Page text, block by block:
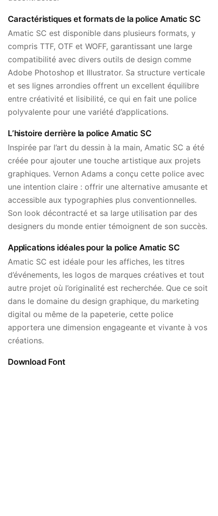
Caractéristiques et formats de la police Amatic SC
Amatic SC est disponible dans plusieurs formats, y
compris TTF, OTF et WOFF, garantissant une large
compatibilité avec divers outils de design comme
Adobe Photoshop et Illustrator. Sa structure verticale
et ses lignes arrondies offrent un excellent équilibre
entre créativité et lisibilité, ce qui en fait une police
polyvalente pour une variété d’applications.
L’histoire derrière la police Amatic SC
Inspirée par l’art du dessin à la main, Amatic SC a été
créée pour ajouter une touche artistique aux projets
graphiques. Vernon Adams a conçu cette police avec
une intention claire : offrir une alternative amusante et
accessible aux typographies plus conventionnelles.
Son look décontracté et sa large utilisation par des
designers du monde entier témoignent de son succès.
Applications idéales pour la police Amatic SC
Amatic SC est idéale pour les affiches, les titres
d’événements, les logos de marques créatives et tout
autre projet où l’originalité est recherchée. Que ce soit
dans le domaine du design graphique, du marketing
digital ou même de la papeterie, cette police
apportera une dimension engageante et vivante à vos
créations.
Download Font